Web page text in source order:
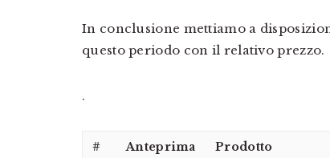
In conclusione mettiamo a
questo periodo con il relativo prezzo.
.
# Anteprima Prodotto